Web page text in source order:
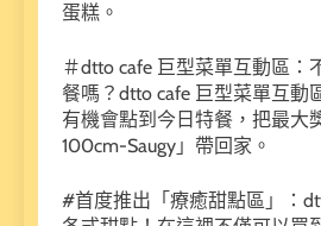
蛋糕。
＃dtto cafe 巨型菜單互動區：
餐嗎？dtto cafe 巨型菜單互動
有機會點到今日特餐，把最大
100cm-Saugy」帶回家。
#首度推出「療癒甜點區」：